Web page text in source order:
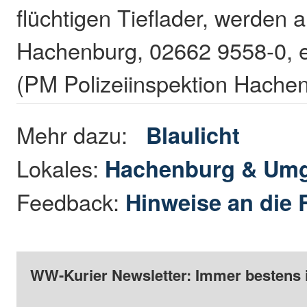
flüchtigen Tieflader, werden
Hachenburg, 02662 9558-0,
(PM Polizeiinspektion
Mehr dazu: Blaulicht
Lokales: Hachenburg &
Feedback: Hinweise an die
WW-Kurier Newsletter: Immer